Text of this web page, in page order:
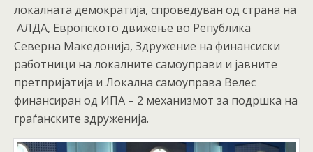
локалната демократија, спроведуван од страна на
АЛДА, Европското движење во Република
Северна Македонија, Здружение на финансиски
работници на локалните самоуправи и јавните
претпријатија и Локална самоуправа Велес
финансиран од ИПА – 2 механизмот за подршка на
граѓанските здруженија.